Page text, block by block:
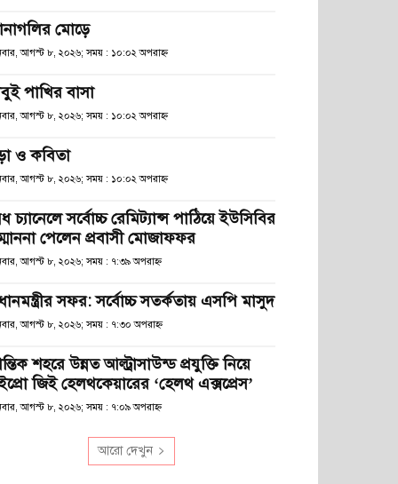
মোড়ে
আগস্ট ৮, ২০২৬; সময় : ১০:০২ অপরাহ্ণ
পাখির বাসা
আগস্ট ৮, ২০২৬; সময় : ১০:০২ অপরাহ্ণ
ও কবিতা
আগস্ট ৮, ২০২৬; সময় : ১০:০২ অপরাহ্ণ
চ্যানেলে সর্বোচ্চ রেমিট্যান্স পাঠিয়ে ইউসিবির
পেলেন প্রবাসী মোজাফফর
আগস্ট ৮, ২০২৬; সময় : ৭:৩৯ অপরাহ্ণ
সফর: সর্বোচ্চ সতর্কতায় এসপি মাসুদ
আগস্ট ৮, ২০২৬; সময় : ৭:৩০ অপরাহ্ণ
শহরে উন্নত আল্ট্রাসাউন্ড প্রযুক্তি নিয়ে
জিই হেলথকেয়ারের ‘হেলথ এক্সপ্রেস’
আগস্ট ৮, ২০২৬; সময় : ৭:০৯ অপরাহ্ণ
আরো দেখুন